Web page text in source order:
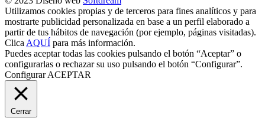
Utilizamos cookies propias y de terceros para fines analíticos y para
mostrarte publicidad personalizada en base a un perfil elaborado a
partir de tus hábitos de navegación (por ejemplo, páginas visitadas).
Clica AQUÍ para más información.
Puedes aceptar todas las cookies pulsando el botón “Aceptar” o
configurarlas o rechazar su uso pulsando el botón “Configurar”.
Configurar ACEPTAR
Cerrar